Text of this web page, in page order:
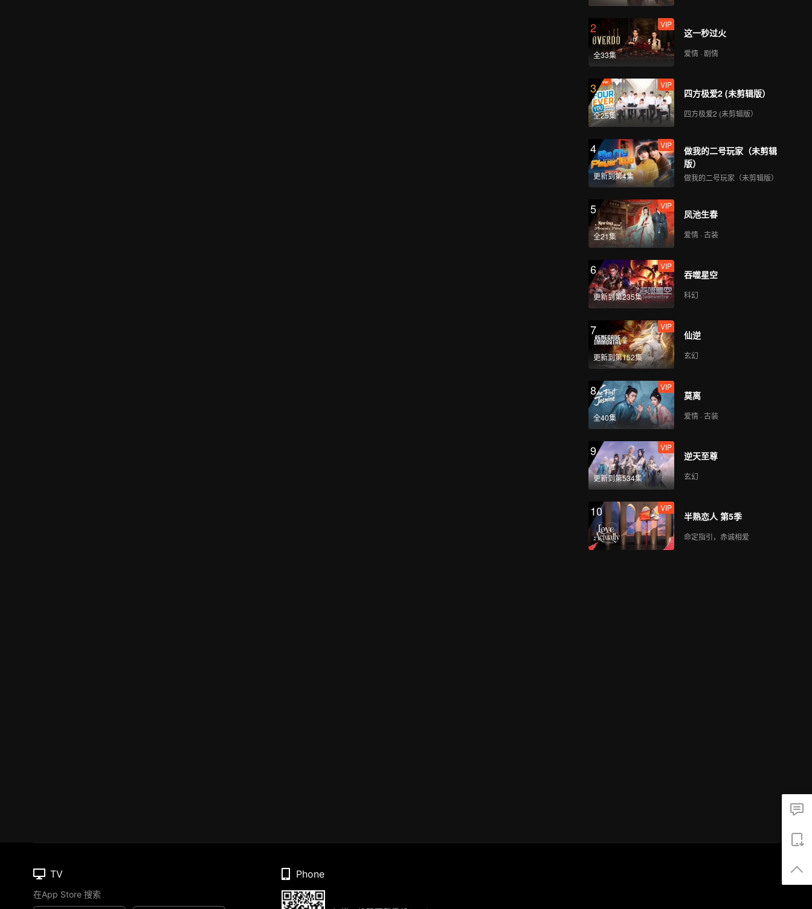
2
全33集
VIP
这一秒过火
爱情 · 剧情
3
全25集
VIP
四方极爱2 (未剪辑版）
四方极爱2 (未剪辑版）
4
更新到第4集
VIP
做我的二号玩家（未剪辑
版）
做我的二号玩家（未剪辑版）
5
全21集
VIP
凤池生春
爱情 · 古装
6
更新到第235集
VIP
吞噬星空
科幻
7
更新到第152集
VIP
仙逆
玄幻
8
全40集
VIP
莫离
爱情 · 古装
9
更新到第534集
VIP
逆天至尊
玄幻
10 VIP
半熟恋人 第5季
命定指引，赤诚相爱
TV
在App Store 搜索
Phone